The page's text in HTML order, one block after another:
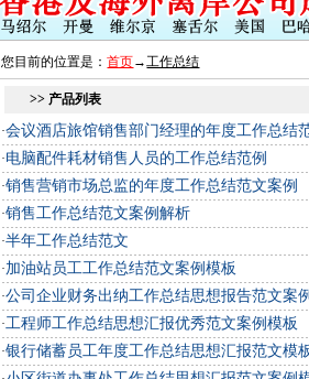
您目前的位置是：首页→工作总结
>> 产品列表
·会议酒店旅馆销售部门经理的年度工作总结
·电脑配件耗材销售人员的工作总结范例
·销售营销市场总监的年度工作总结范文案例
·销售工作总结范文案例解析
·半年工作总结范文
·加油站员工工作总结范文案例模板
·公司企业财务出纳工作总结思想报告范文案
·工程师工作总结思想汇报优秀范文案例模板
·银行储蓄员工年度工作总结思想汇报范文模